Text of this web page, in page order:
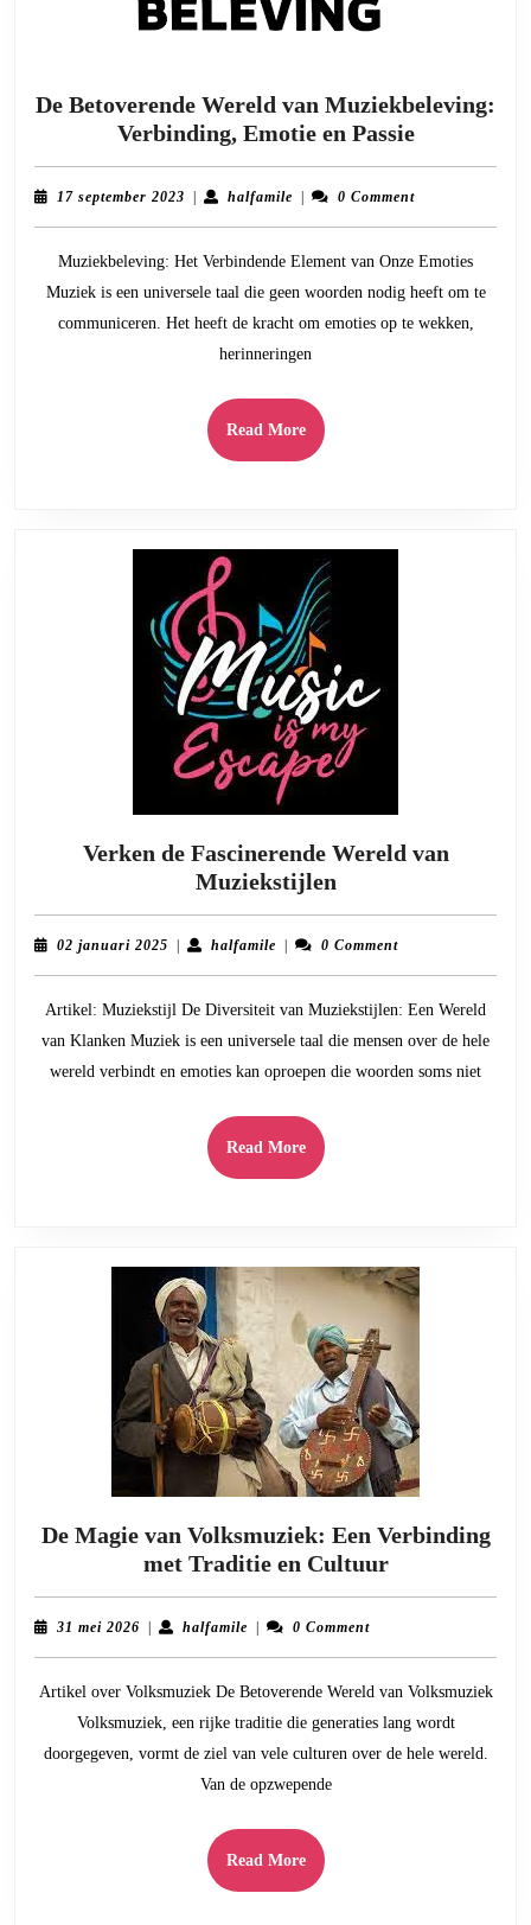
De Betoverende Wereld van Muziekbeleving:
Verbinding, Emotie en PassieDe
Wereld
Emotie
en
17 september 2023 17| halfamilehalfamile
| 0 Comment
Muziekbeleving: Het Verbindende Element van Onze Emoties
Muziek is een universele taal die geen woorden nodig heeft om te
communiceren. Het heeft de kracht om emoties op te wekken,
herinneringen
Read MoreRead
More
Verken de Fascinerende Wereld van
MuziekstijlenVerken
de
Fascinerende
Muziekstijlen
02 januari 2025 02| halfamilehalfamile
| 0 Comment
Artikel: Muziekstijl De Diversiteit van Muziekstijlen: Een Wereld
van Klanken Muziek is een universele taal die mensen over de hele
wereld verbindt en emoties kan oproepen die woorden soms niet
Read MoreRead
More
De Magie van Volksmuziek: Een Verbinding
met Traditie en CultuurDe
Magie
Verbinding
met
Traditie
31 mei 2026 31| halfamilehalfamile
| 0 Comment
Artikel over Volksmuziek De Betoverende Wereld van Volksmuziek
Volksmuziek, een rijke traditie die generaties lang wordt
doorgegeven, vormt de ziel van vele culturen over de hele wereld.
Van de opzwepende
Read MoreRead
More